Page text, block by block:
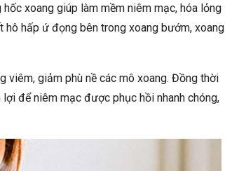
xoang giúp làm mềm niêm mạc, hóa lỏng
hấp ứ đọng bên trong xoang bướm, xoang
viêm, giảm phù nề các mô xoang. Đồng thời
để niêm mạc được phục hồi nhanh chóng,